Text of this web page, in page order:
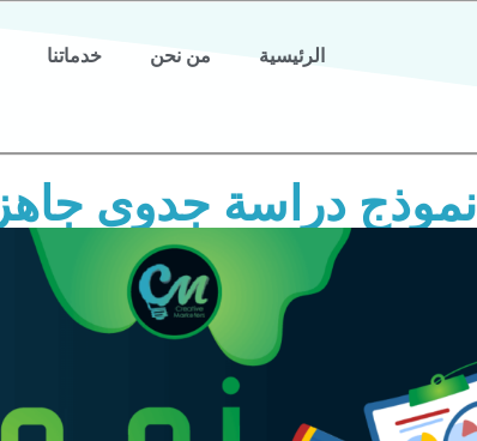
الرئيسية من نحن خدماتنا
نموذج دراسة جدوى جاهز 2023